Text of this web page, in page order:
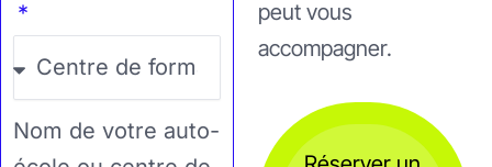
peut vous
accompagner.
Nom de votre auto-